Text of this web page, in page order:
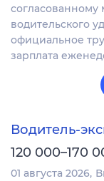
водительского
официальное
зарплата
Водитель-
120 000–170
01 августа 2026